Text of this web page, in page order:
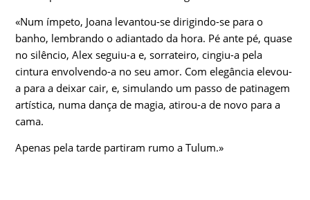
«Num ímpeto, Joana levantou-se dirigindo-se para o
banho, lembrando o adiantado da hora. Pé ante pé, quase
no silêncio, Alex seguiu-a e, sorrateiro, cingiu-a pela
cintura envolvendo-a no seu amor. Com elegância elevou-
a para a deixar cair, e, simulando um passo de patinagem
artística, numa dança de magia, atirou-a de novo para a
cama.
Apenas pela tarde partiram rumo a Tulum.»